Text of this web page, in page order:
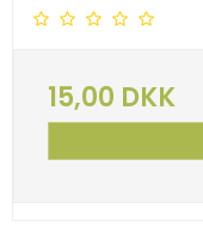
15,00 DKK